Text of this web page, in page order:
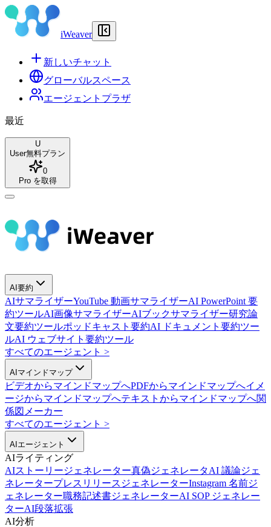
iWeaver
新しいチャット
グローバルスペース
エージェントプラザ
最近
U
User無料プラン
0
Pro を取得
AI要約
AIサマライザーYouTube 動画サマライザーAI PowerPoint 要
約ツールAI画像サマライザーAIブックサマライザー研究論
文要約ツールポッドキャスト要約AI ドキュメント要約ツー
ルAI ウェブサイト要約ツール
すべてのエージェント >
AIマインドマップ
ビデオからマインドマップへPDFからマインドマップへイメ
ージからマインドマップへテキストからマインドマップへ関
係図メーカー
すべてのエージェント >
AIエージェント
AIライティング
AIストーリージェネレーター真偽ジェネレータAI 議論ジェ
ネレータープレスリリースジェネレーターInstagram 名前ジ
ェネレーター職務記述書ジェネレーターAI SOP ジェネレー
ターAI段落拡張
AI分析